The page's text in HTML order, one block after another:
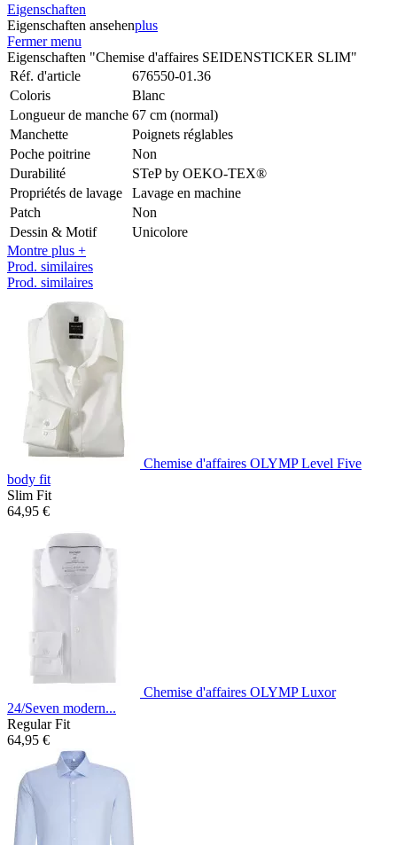
Eigenschaften
Eigenschaften ansehenplus
Fermer menu
Eigenschaften "Chemise d'affaires SEIDENSTICKER SLIM"
Réf. d'article
676550-01.36
Coloris
Blanc
Longueur de manche 67 cm (normal)
Manchette
Poignets réglables
Poche poitrine
Non
Durabilité
STeP by OEKO-TEX®
Propriétés de lavage
Lavage en machine
Patch
Non
Dessin & Motif
Unicolore
Montre plus +
Prod. similaires
Prod. similaires
Chemise d'affaires OLYMP Level Five
body fit
Slim Fit
64,95 €
Chemise d'affaires OLYMP Luxor
24/Seven modern...
Regular Fit
64,95 €